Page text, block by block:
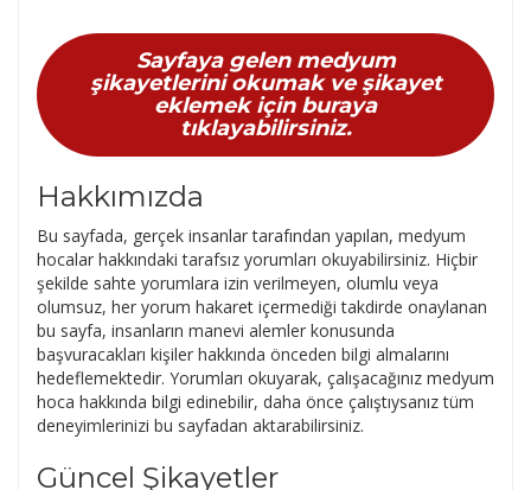
Sayfaya gelen medyum
şikayetlerini okumak ve şikayet
eklemek için buraya
tıklayabilirsiniz.
Hakkımızda
Bu sayfada, gerçek insanlar tarafından yapılan, medyum
hocalar hakkındaki tarafsız yorumları okuyabilirsiniz. Hiçbir
şekilde sahte yorumlara izin verilmeyen, olumlu veya
olumsuz, her yorum hakaret içermediği takdirde onaylanan
bu sayfa, insanların manevi alemler konusunda
başvuracakları kişiler hakkında önceden bilgi almalarını
hedeflemektedir. Yorumları okuyarak, çalışacağınız medyum
hoca hakkında bilgi edinebilir, daha önce çalıştıysanız tüm
deneyimlerinizi bu sayfadan aktarabilirsiniz.
Güncel Şikayetler